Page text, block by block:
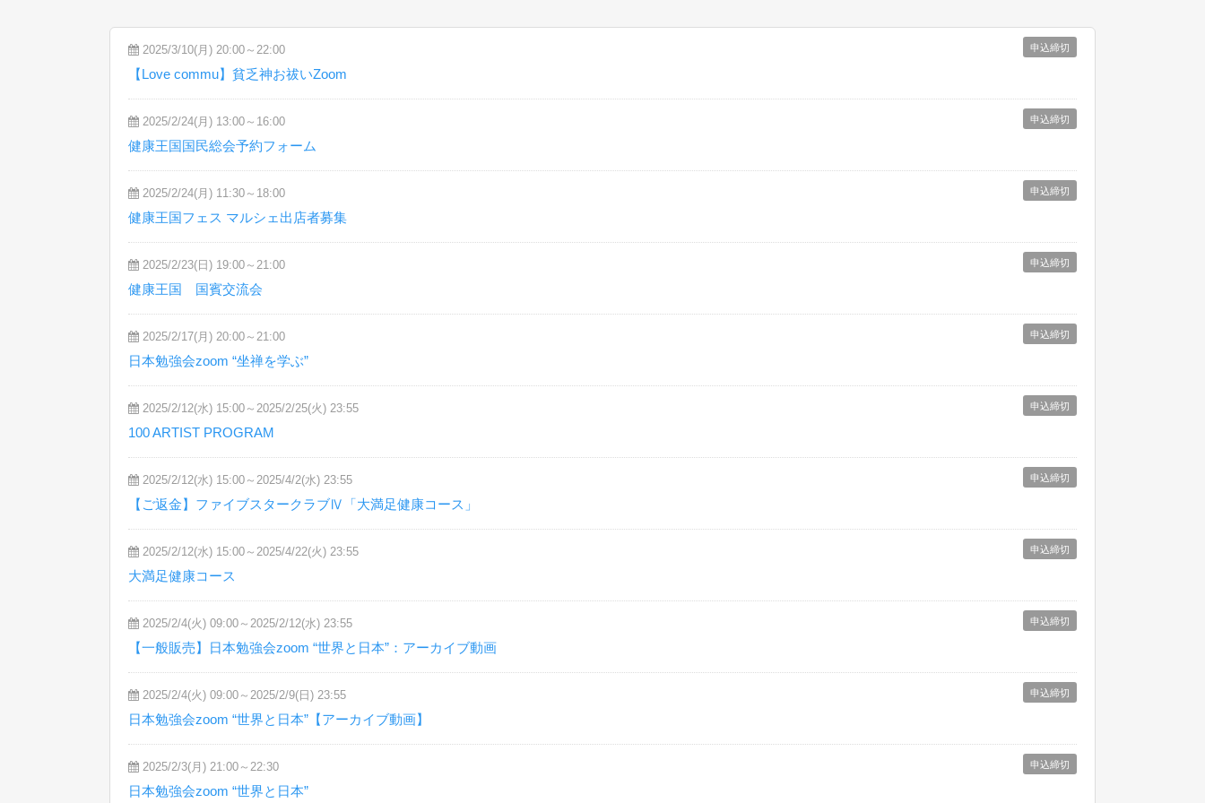
2025/3/10(月) 20:00～22:00
【Love commu】貧乏神お祓いZoom
申込締切
2025/2/24(月) 13:00～16:00
健康王国国民総会予約フォーム
申込締切
2025/2/24(月) 11:30～18:00
健康王国フェス マルシェ出店者募集
申込締切
2025/2/23(日) 19:00～21:00
健康王国 国賓交流会
申込締切
2025/2/17(月) 20:00～21:00
日本勉強会zoom “坐禅を学ぶ”
申込締切
2025/2/12(水) 15:00～2025/2/25(火) 23:55
100 ARTIST PROGRAM
申込締切
2025/2/12(水) 15:00～2025/4/2(水) 23:55
【ご返金】ファイブスタークラブⅣ「大満足健康コース」
申込締切
2025/2/12(水) 15:00～2025/4/22(火) 23:55
大満足健康コース
申込締切
2025/2/4(火) 09:00～2025/2/12(水) 23:55
【一般販売】日本勉強会zoom “世界と日本”：アーカイブ動画
申込締切
2025/2/4(火) 09:00～2025/2/9(日) 23:55
日本勉強会zoom “世界と日本”【アーカイブ動画】
申込締切
2025/2/3(月) 21:00～22:30
日本勉強会zoom “世界と日本”
申込締切